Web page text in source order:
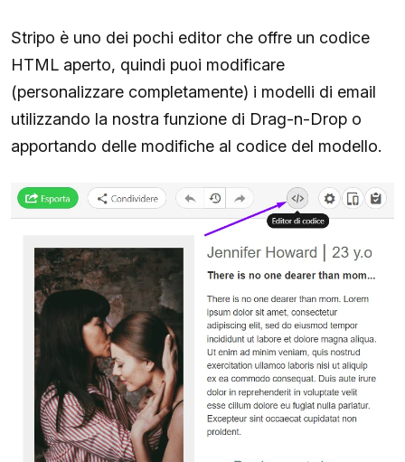
Stripo è uno dei pochi editor che offre un codice
HTML aperto, quindi puoi modificare
(personalizzare completamente) i modelli di email
utilizzando la nostra funzione di Drag-n-Drop o
apportando delle modifiche al codice del modello.